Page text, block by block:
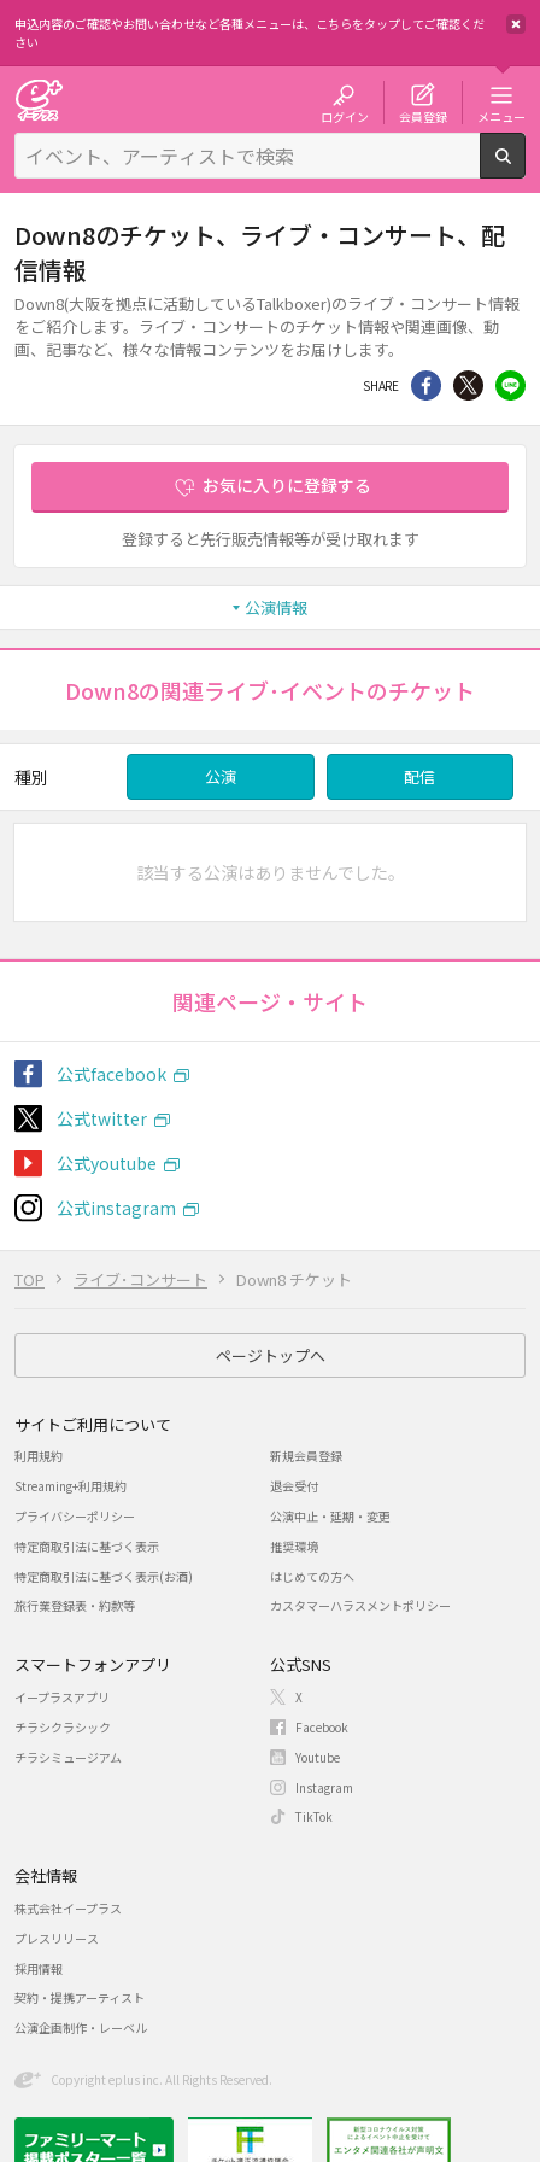
申込内容のご確認やお問い合わせなど各種メニューは、 こちらをタップしてご確認くだ
さい
ログイン 会員登録 メニュー
TOP ライブ･コンサート Down8 チケット
Down8のチケット、ライブ・コンサート、配
信情報
Down8(大阪を拠点に活動しているTalkboxer)のライブ・コンサート情報
をご紹介します。ライブ・コンサートのチケット情報や関連画像、動
画、記事など、様々な情報コンテンツをお届けします。
SHARE シェア Twitter
お気に入りに登録する
登録すると先行販売情報等が受け取れます
公演情報
Down8の関連ライブ･イベントのチケット
種別 公演 配信
該当する公演はありませんでした。
関連ページ・サイト
公式facebook
公式twitter
公式youtube
公式instagram
ページトップへ
サイトご利用について
利用規約
Streaming+利用規約
プライバシーポリシー
特定商取引法に基づく表示
特定商取引法に基づく表示(お酒)
旅行業登録表・約款等
新規会員登録
退会受付
公演中止・延期・変更
推奨環境
はじめての方へ
カスタマーハラスメントポリシー
スマートフォンアプリ
イープラスアプリ
チラシクラシック
チラシミュージアム
公式SNS
X
Facebook
Youtube
Instagram
TikTok
会社情報
株式会社イープラス
プレスリリース
採用情報
契約・提携アーティスト
公演企画制作・レーベル
Copyright eplus inc. All Rights Reserved.